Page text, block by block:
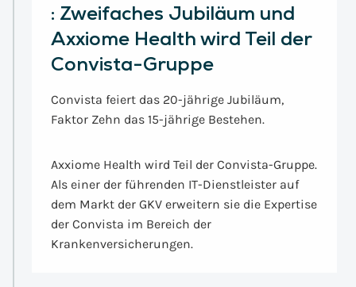
: Zweifaches Jubiläum und
Axxiome Health wird Teil der
Convista-Gruppe
Convista feiert das 20-jährige Jubiläum,
Faktor Zehn das 15-jährige Bestehen.
Axxiome Health wird Teil der Convista-Gruppe.
Als einer der führenden IT-Dienstleister auf
dem Markt der GKV erweitern sie die Expertise
der Convista im Bereich der
Krankenversicherungen.